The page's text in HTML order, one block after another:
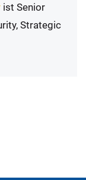
ist Senior
Strategic